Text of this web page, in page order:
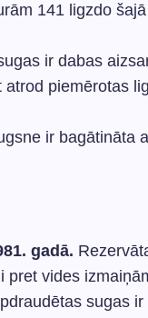
141 ligzdo
ir dabas
piemērotas
ir bagātināta
gadā.
pret vides
sugas